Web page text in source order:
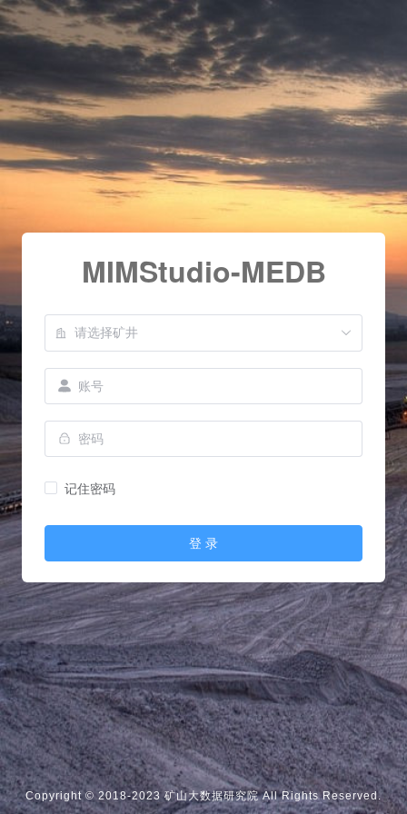
MIMStudio-MEDB
记住密码
登 录
Copyright © 2018-2023 矿山大数据研究院 All Rights Reserved.